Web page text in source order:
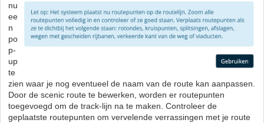
nu
ee
n
po
p-
up
te
zien waar je nog eventueel de naam van de route kan aanpassen.
Door de scenic route te bewerken, worden er routepunten
toegevoegd om de track-lijn na te maken. Controleer de
geplaatste routepunten om vervelende verrassingen met je route